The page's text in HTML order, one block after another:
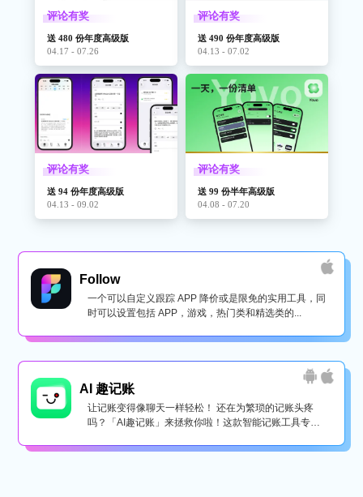
评论有奖
送 480 份年度高级版
04.17 - 07.26
评论有奖
送 490 份年度高级版
04.13 - 07.02
评论有奖
送 94 份年度高级版
04.13 - 09.02
评论有奖
送 99 份半年高级版
04.08 - 07.20
Follow
一个可以自定义跟踪 APP 降价或是限免的实用工具，同
时可以设置包括 APP，游戏，热门类和精选类的...
AI 趣记账
让记账变得像聊天一样轻松！ 还在为繁琐的记账头疼
吗？「AI趣记账」来拯救你啦！这款智能记账工具专为